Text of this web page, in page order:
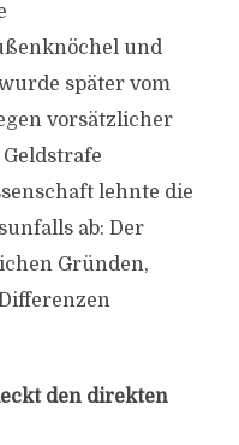
und
später vom
vorsätzlicher
lehnte die
ab: Der
Gründen,
den direkten